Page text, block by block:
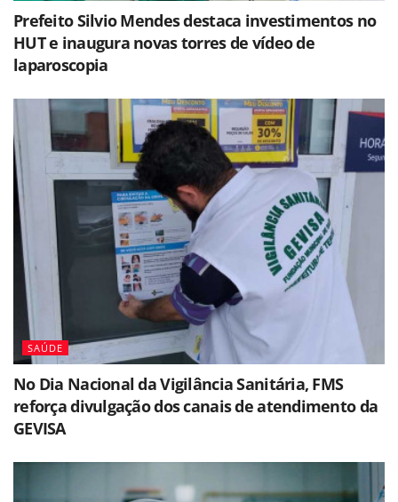
Prefeito Silvio Mendes destaca investimentos no
HUT e inaugura novas torres de vídeo de
laparoscopia
SAÚDE
No Dia Nacional da Vigilância Sanitária, FMS
reforça divulgação dos canais de atendimento da
GEVISA